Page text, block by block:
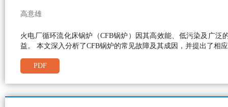
高意雄
火电厂循环流化床锅炉（CFB锅炉）因其高效能、低污染及广
益。 本文深入分析了CFB锅炉的常见故障及其成因，并提出了相
PDF